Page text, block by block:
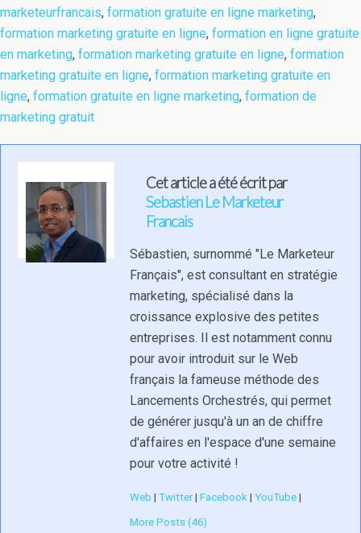
marketeurfrancais, formation gratuite en ligne marketing,
formation marketing gratuite en ligne, formation en ligne gratuite
en marketing, formation marketing gratuite en ligne, formation
marketing gratuite en ligne, formation marketing gratuite en
ligne, formation gratuite en ligne marketing, formation de
marketing gratuit
Cet article a été écrit par
Sebastien Le Marketeur
Francais
Sébastien, surnommé "Le Marketeur
Français", est consultant en stratégie
marketing, spécialisé dans la
croissance explosive des petites
entreprises. Il est notamment connu
pour avoir introduit sur le Web
français la fameuse méthode des
Lancements Orchestrés, qui permet
de générer jusqu'à un an de chiffre
d'affaires en l'espace d'une semaine
pour votre activité !
Web | Twitter| Facebook | YouTube |
More Posts (46)